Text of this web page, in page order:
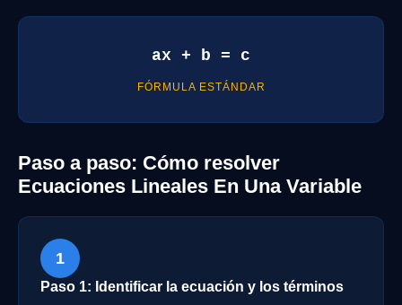
ax + b = c
FÓRMULA ESTÁNDAR
Paso a paso: Cómo resolver
Ecuaciones Lineales En Una Variable
1
Paso 1: Identificar la ecuación y los términos